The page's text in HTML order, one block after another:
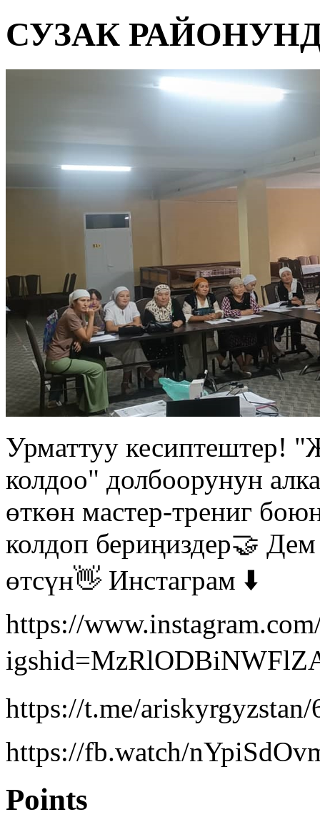
СУЗАК
Урматтуу кесиптештер!
колдоо" долбоорунун
өткөн мастер-трениг
колдоп бериңиздер🤝
өтсүн👋 Инстаграм ⬇️
https://
https://t.me/
https://fb.watch/
Points